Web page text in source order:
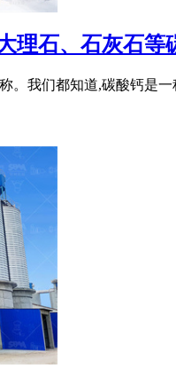
理石、石灰石等
。我们都知道,碳酸钙是